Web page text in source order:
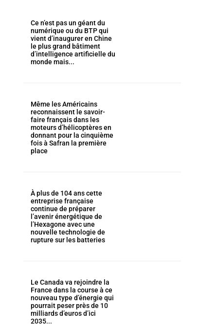
Ce n’est pas un géant du
numérique ou du BTP qui
vient d’inaugurer en Chine
le plus grand bâtiment
d’intelligence artificielle du
monde mais...
Même les Américains
reconnaissent le savoir-
faire français dans les
moteurs d’hélicoptères en
donnant pour la cinquième
fois à Safran la première
place
À plus de 104 ans cette
entreprise française
continue de préparer
l’avenir énergétique de
l’Hexagone avec une
nouvelle technologie de
rupture sur les batteries
Le Canada va rejoindre la
France dans la course à ce
nouveau type d’énergie qui
pourrait peser près de 10
milliards d’euros d’ici
2035...